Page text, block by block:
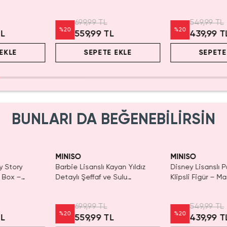
%20
699,99 TL
559,99 TL
SEPETE EKLE
%20
549,99 TL
439,99
BUNLARI DA BEĞENEBİLİRSİN
Story
Box –
MINISO
Barbie Lisanslı Kayan Yıldız
Detaylı Şeffaf ve Sulu
%20
699,99 TL
559,99 TL
MINISO
Disney Lisanslı
Klipsli Figür –
%20
549,99 TL
439,99